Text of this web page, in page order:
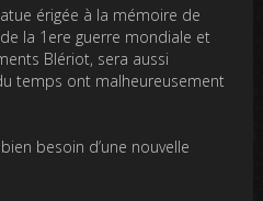
érigée à la mémoire de
de la 1ere guerre mondiale et
Blériot, sera aussi
temps ont malheureusement
besoin d’une nouvelle